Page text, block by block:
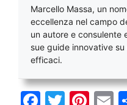
Marcello Massa, un
eccellenza nel campo
un autore e consulente
sue guide innovative
efficaci.
F
T
Pi E